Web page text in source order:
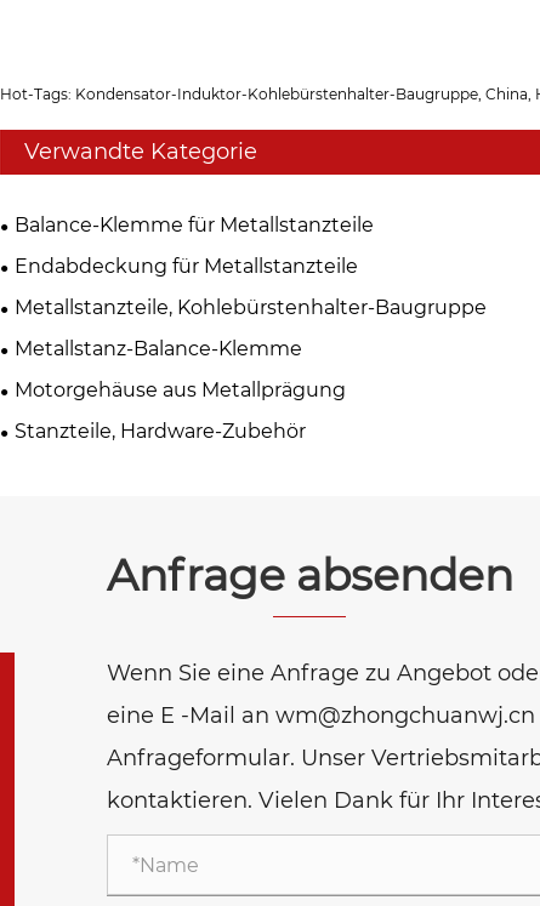
Hot-Tags: Kondensator-Induktor-Kohlebürstenhalter-Baugruppe, China,
Verwandte Kategorie
Balance-Klemme für Metallstanzteile
Endabdeckung für Metallstanzteile
Metallstanzteile, Kohlebürstenhalter-Baugruppe
Metallstanz-Balance-Klemme
Motorgehäuse aus Metallprägung
Stanzteile, Hardware-Zubehör
Anfrage absenden
Wenn Sie eine Anfrage zu Angebot
eine E -Mail an
Anfrageformular. Unser
kontaktieren. Vielen Dank für Ihr